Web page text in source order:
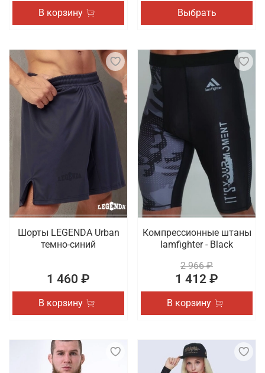
В корзину Выбрать
Шорты LEGENDA Urban
темно-синий
1 460 ₽
В корзину
Компрессионные штаны
Iamfighter - Black
2 966 ₽
1 412 ₽
В корзину